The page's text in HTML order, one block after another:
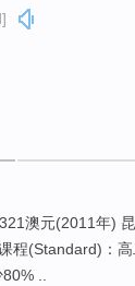
澳元(2011年)
程(Standard)：
..